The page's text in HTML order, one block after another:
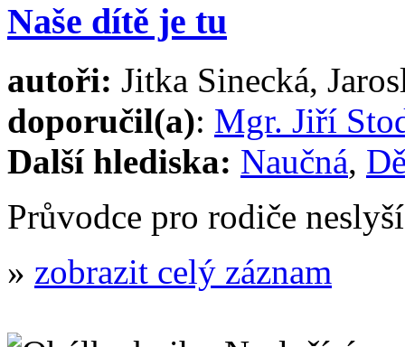
Naše dítě je tu
autoři: Jitka Sinecká,
doporučil(a): Mgr. Jiří
Další hlediska: Naučná,
Průvodce pro rodiče
» zobrazit celý záznam